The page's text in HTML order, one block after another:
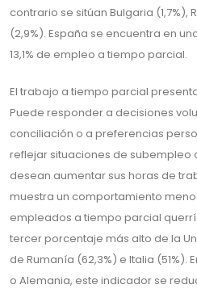
contrario se sitúan Bulgaria (1,7%),
(2,9%). España se encuentra en
13,1% de empleo a tiempo parcial.
El trabajo a tiempo parcial
Puede responder a decisiones
conciliación o a preferencias
reflejar situaciones de subempleo
desean aumentar sus horas de
muestra un comportamiento
empleados a tiempo parcial
tercer porcentaje más alto de la
de Rumanía (62,3%) e Italia (51%).
o Alemania, este indicador se